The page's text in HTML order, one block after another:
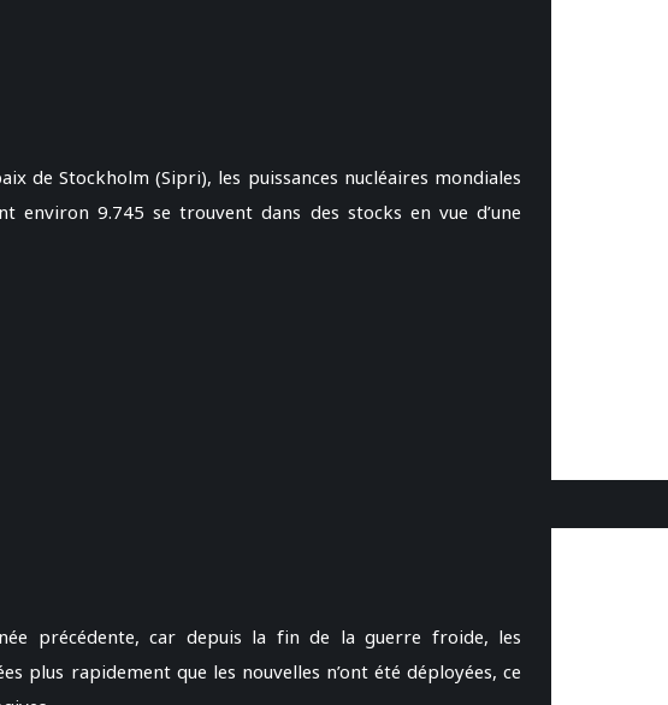
de Stockholm (Sipri), les puissances nucléaires mondiales
environ 9.745 se trouvent dans des stocks en vue d’une
précédente, car depuis la fin de la guerre froide, les
plus rapidement que les nouvelles n’ont été déployées, ce